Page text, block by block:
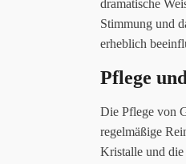
dramatische
Stimmung und
erheblich
Pflege
Die Pflege von
regelmäßige
Kristalle und die